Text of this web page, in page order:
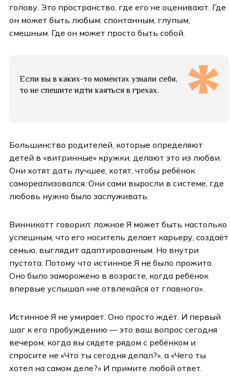
голову. Это пространство, где его не оценивают. Где
он может быть любым: спонтанным, глупым,
смешным. Где он может просто быть собой.
Если вы в каких-то моментах узнали себя,
то не спешите идти каяться в грехах.
Большинство родителей, которые определяют
детей в «витринные» кружки, делают это из любви.
Они хотят дать лучшее, хотят, чтобы ребёнок
самореализовался. Они сами выросли в системе, где
любовь нужно было заслуживать.
Винникотт говорил: ложное Я может быть настолько
успешным, что его носитель делает карьеру, создаёт
семью, выглядит адаптированным. Но внутри
пустота. Потому что истинное Я не было прожито.
Оно было заморожено в возрасте, когда ребёнок
впервые услышал «не отвлекайся от главного».
Истинное Я не умирает. Оно просто ждёт. И первый
шаг к его пробуждению — это ваш вопрос сегодня
вечером, когда вы сядете рядом с ребёнком и
спросите не «Что ты сегодня делал?», а «Чего ты
хотел на самом деле?» И примите любой ответ.